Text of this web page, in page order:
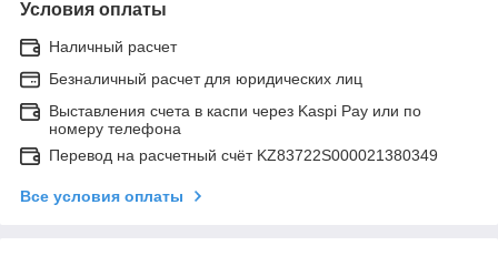
Условия оплаты
Наличный расчет
Безналичный расчет для юридических лиц
Выставления счета в каспи через Kaspi Pay или по
номеру телефона
Перевод на расчетный счёт KZ83722S000021380349
Все условия оплаты